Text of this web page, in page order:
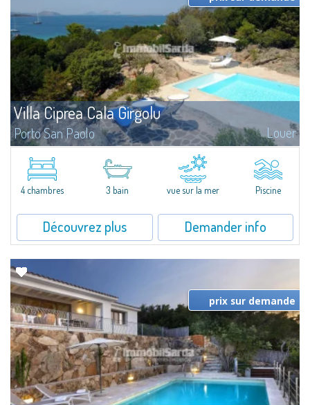
Villa Ciprea Cala Girgolu
Porto San Paolo Louer
Splendid villa in a quiet context of private seafront villas, nestled among
granite and fragrant junipers, and overlooking the enchanting stretch of
coastline from Cala Girgolu to Tavolara Island.Set in a 4,000 sqm...
4 chambres 3 bain vue sur la mer Piscine
Découvrez plus Demander info
prix sur demande